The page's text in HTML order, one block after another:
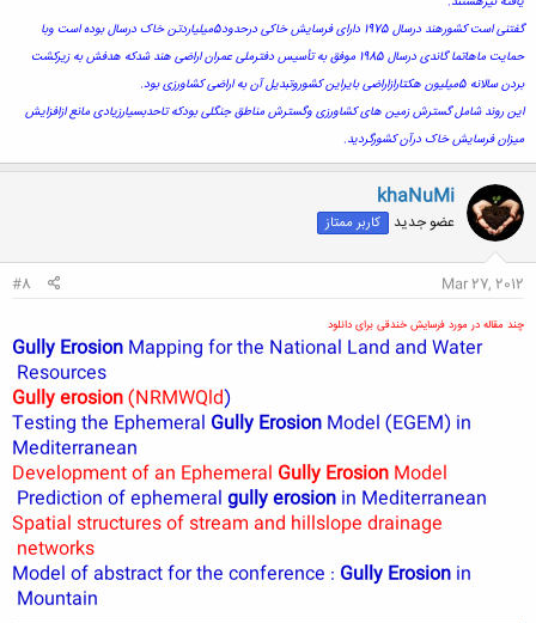
گفتنی است کشورهند درسال 1975 دارای فرسایش خاکی درحدود5میلیاردتن خاک درسال بوده است وبا
حمایت ماهاتما گاندی درسال 1985 موفق به تأسیس دفترملی عمران اراضی هند شدکه هدفش به زیرکشت
بردن سالانه 5میلیون هکتارازاراضی بایراین کشوروتبدیل آن به اراضی کشاورزی بود.
این روند شامل گسترش زمین های کشاورزی وگسترش مناطق جنگلی بودکه تاحدبسیارزیادی مانع ازافزایش
میزان فرسایش خاک درآن کشورگردید.
khaNuMi
عضو جدید کاربر ممتاز
Mar 27, 2012
#8
چند مقاله در مورد فرسایش خندقی برای دانلود
Gully Erosion Mapping for the National Land and Water
Resources
Gully erosion(NRMWQld)
Testing the Ephemeral Gully Erosion Model (EGEM) in
Mediterranean
Development of an Ephemeral Gully Erosion Model
Prediction of ephemeral gully erosion in Mediterranean
Spatial structures of stream and hillslope drainage
networks
Model of abstract for the conference : Gully Erosion in
Mountain